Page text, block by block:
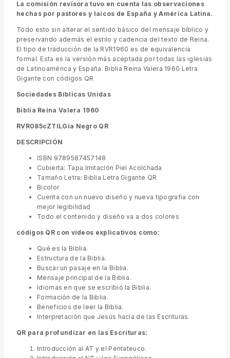
La comisión revisora tuvo en cuenta las observaciones
hechas por pastores y laicos de España y América Latina.
Todo esto sin alterar el sentido básico del mensaje bíblico y
preservando además el estilo y cadencia del texto de Reina.
El tipo de traducción de la RVR1960 es de equivalencia
formal. Esta es la versión más aceptada por todas las iglesias
de Latinoamérica y España. Biblia Reina Valera 1960 Letra
Gigante con códigos QR
Sociedades Bíblicas Unidas
Biblia Reina Valera 1960
RVR085cZTILGia Negro QR
DESCRIPCIÓN
ISBN 9789587457148
Cubierta: Tapa Imitación Piel Acolchada
Tamaño Letra: Biblia Letra Gigante QR
Bicolor
Cuenta con un nuevo diseño y nueva tipografía con
mejor legibilidad
Todo el contenido y diseño va a dos colores
códigos QR con vídeos explicativos como:
Qué es la Biblia.
Estructura de la Biblia.
Buscar un pasaje en la Biblia.
Mensaje principal de la Biblia.
Idiomas en que se escribió la Biblia.
Formación de la Biblia.
Beneficios de leer la Biblia.
Interpretación que Jesús hacía de las Escrituras.
QR para profundizar en las Escrituras:
Introducción al AT y el Pentateuco.